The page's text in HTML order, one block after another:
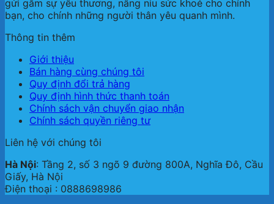
gửi gắm sự yêu thương, nâng niu sức khoẻ cho chính
bạn, cho chính những người thân yêu quanh mình.
Thông tin thêm
Giới thiệu
Bán hàng cùng chúng tôi
Quy định đổi trả hàng
Quy định hình thức thanh toán
Chính sách vận chuyển giao nhận
Chính sách quyền riêng tư
Liên hệ với chúng tôi
Hà Nội: Tầng 2, số 3 ngõ 9 đường 800A, Nghĩa Đô, Cầu
Giấy, Hà Nội
Điện thoại : 0888698986